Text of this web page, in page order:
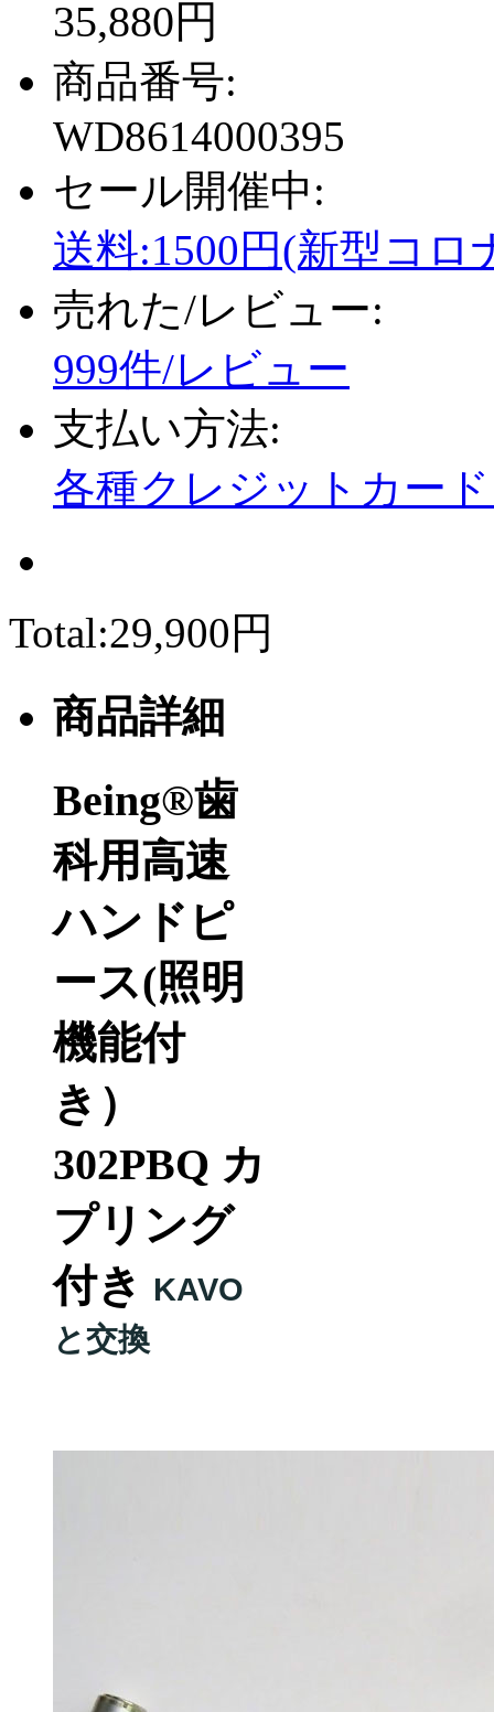
35,880円
商品番号:
WD8614000395
セール開催中:
送料:1500円(新型コロ
売れた/レビュー:
999件/レビュー
支払い方法:
各種クレジットカー
Total:29,900円
商品詳細
Being®歯
科用高速
ハンドピ
ース(照明
機能付
き）
302PBQ カ
プリング
付き KAVO
と交換